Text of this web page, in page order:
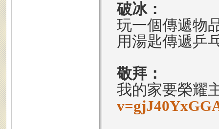
破冰：
玩一個傳遞物
用湯匙傳遞乒
敬拜：
我的家要榮耀